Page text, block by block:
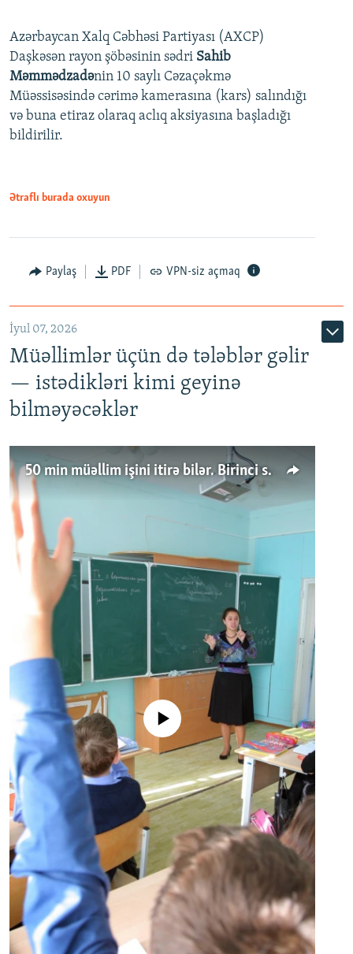
Auto 240p 360p
720p 1080p
360p
720p
1080p
Azərbaycan Xalq Cəbhəsi Partiyası (AXCP)
Daşkəsən rayon şöbəsinin sədri Sahib
Məmmədzadənin 10 saylı Cəzaçəkmə
Müəssisəsində cərimə kamerasına (kars) salındığı
və buna etiraz olaraq aclıq aksiyasına başladığı
bildirilir.
Ətraflı burada oxuyun
Paylaş PDF VPN-siz açmaq
İyul 07, 2026
Müəllimlər üçün də tələblər gəlir
— istədikləri kimi geyinə
bilməyəcəklər
50 min müəllim işini itirə bilər. Birinci sinfə gedənlər azalır
No media source currently available